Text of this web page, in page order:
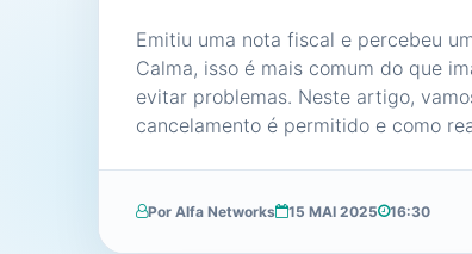
Emitiu uma nota fiscal e percebeu
Calma, isso é mais comum do que
evitar problemas. Neste artigo,
cancelamento é permitido e como
Por Alfa Networks 15 MAI 2025 16:30